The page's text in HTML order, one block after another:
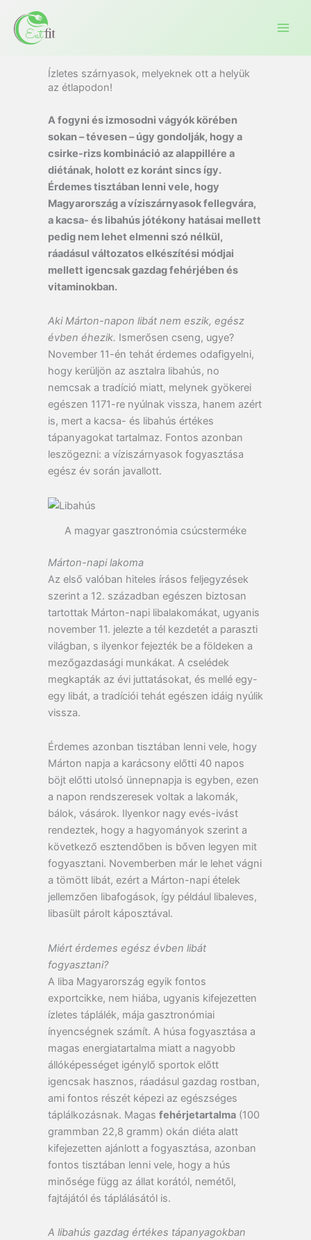
tartalomra
Ízletes szárnyasok, melyeknek ott a helyük
az étlapodon!
A fogyni és izmosodni vágyók körében
sokan – tévesen – úgy gondolják, hogy a
csirke-rizs kombináció az alappillére a
diétának, holott ez koránt sincs így.
Érdemes tisztában lenni vele, hogy
Magyarország a víziszárnyasok fellegvára,
a kacsa- és libahús jótékony hatásai mellett
pedig nem lehet elmenni szó nélkül,
ráadásul változatos elkészítési módjai
mellett igencsak gazdag fehérjében és
vitaminokban.
Aki Márton-napon libát nem eszik, egész
évben éhezik. Ismerősen cseng, ugye?
November 11-én tehát érdemes odafigyelni,
hogy kerüljön az asztalra libahús, no
nemcsak a tradíció miatt, melynek gyökerei
egészen 1171-re nyúlnak vissza, hanem azért
is, mert a kacsa- és libahús értékes
tápanyagokat tartalmaz. Fontos azonban
leszögezni: a víziszárnyasok fogyasztása
egész év során javallott.
A magyar gasztronómia csúcsterméke
Márton-napi lakoma
Az első valóban hiteles írásos feljegyzések
szerint a 12. században egészen biztosan
tartottak Márton-napi libalakomákat, ugyanis
november 11. jelezte a tél kezdetét a paraszti
világban, s ilyenkor fejezték be a földeken a
mezőgazdasági munkákat. A cselédek
megkapták az évi juttatásokat, és mellé egy-
egy libát, a tradíciói tehát egészen idáig nyúlik
vissza.
Érdemes azonban tisztában lenni vele, hogy
Márton napja a karácsony előtti 40 napos
böjt előtti utolsó ünnepnapja is egyben, ezen
a napon rendszeresek voltak a lakomák,
bálok, vásárok. Ilyenkor nagy evés-ivást
rendeztek, hogy a hagyományok szerint a
következő esztendőben is bőven legyen mit
fogyasztani. Novemberben már le lehet vágni
a tömött libát, ezért a Márton-napi ételek
jellemzően libafogások, így például libaleves,
libasült párolt káposztával.
Miért érdemes egész évben libát
fogyasztani?
A liba Magyarország egyik fontos
exportcikke, nem hiába, ugyanis kifejezetten
ízletes táplálék, mája gasztronómiai
ínyencségnek számít. A húsa fogyasztása a
magas energiatartalma miatt a nagyobb
állóképességet igénylő sportok előtt
igencsak hasznos, ráadásul gazdag rostban,
ami fontos részét képezi az egészséges
táplálkozásnak. Magas fehérjetartalma(100
grammban 22,8 gramm) okán diéta alatt
kifejezetten ajánlott a fogyasztása, azonban
fontos tisztában lenni vele, hogy a hús
minősége függ az állat korától, nemétől,
fajtájától és táplálásától is.
A libahús gazdag értékes tápanyagokban